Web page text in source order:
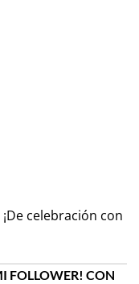
celebración con
FOLLOWER! CON